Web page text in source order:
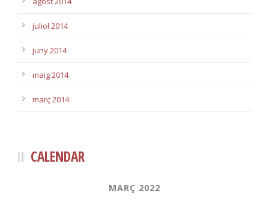
juliol 2014
juny 2014
maig 2014
març 2014
CALENDAR
MARÇ 2022